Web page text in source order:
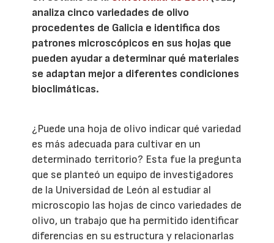
analiza cinco variedades de olivo
procedentes de Galicia e identifica dos
patrones microscópicos en sus hojas que
pueden ayudar a determinar qué materiales
se adaptan mejor a diferentes condiciones
bioclimáticas.
¿Puede una hoja de olivo indicar qué variedad
es más adecuada para cultivar en un
determinado territorio? Esta fue la pregunta
que se planteó un equipo de investigadores
de la Universidad de León al estudiar al
microscopio las hojas de cinco variedades de
olivo, un trabajo que ha permitido identificar
diferencias en su estructura y relacionarlas